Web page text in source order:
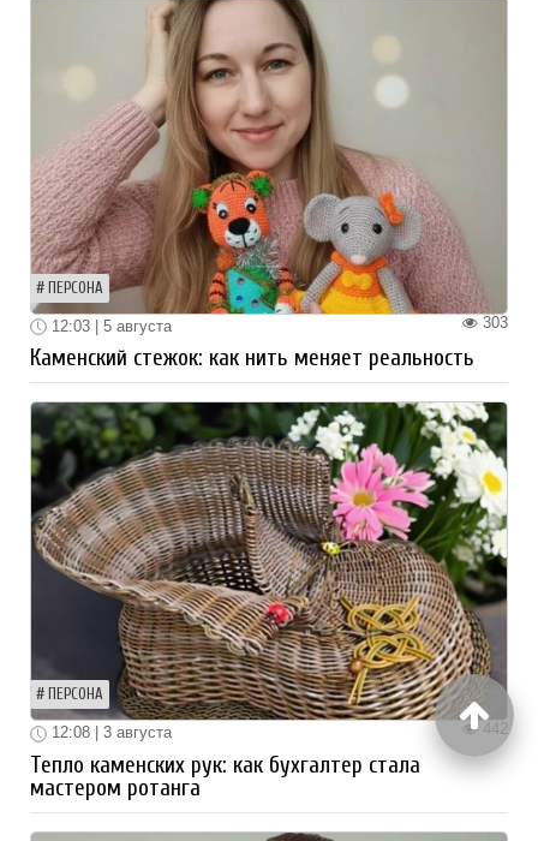
ПЕРСОНА
303
12:03 | 5 августа
Каменский стежок: как нить меняет реальность
ПЕРСОНА
442
12:08 | 3 августа
Тепло каменских рук: как бухгалтер стала
мастером ротанга